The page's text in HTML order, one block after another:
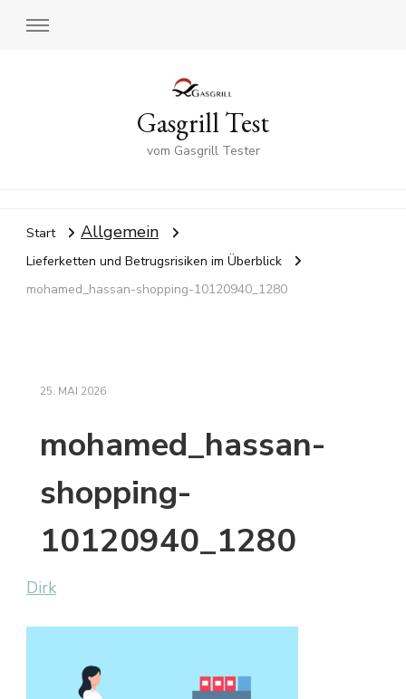
Gasgrill Test
vom Gasgrill Tester
Start Allgemein
Lieferketten und Betrugsrisiken im Überblick
mohamed_hassan-shopping-10120940_1280
25. MAI 2026
mohamed_hassan-
shopping-
10120940_1280
Dirk